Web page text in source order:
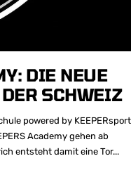
DIE NEUE
SCHWEIZ
powered by KEEPERsport
Academy gehen ab
entsteht damit eine Tor...